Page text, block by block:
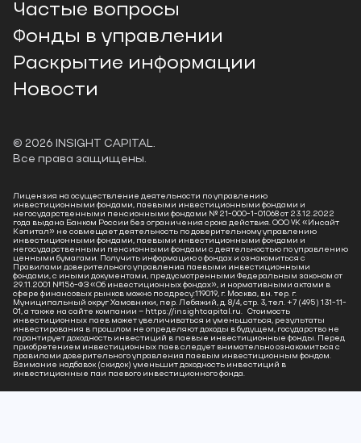
Частые вопросы
Фонды в управлении
Раскрытие информации
Новости
© 2026 INSIGHT CAPITAL.
Все права защищены.
Лицензия на осуществление деятельности по управлению
инвестиционными фондами, паевыми инвестиционными фондами и
негосударственными пенсионными фондами № 21-000-1-01068 от 23.12.2022
года выдана Банком России без ограничения срока действия. ООО УК «Инсайт
Кэпитал» не совмещает деятельность по доверительному управлению
инвестиционными фондами, паевыми инвестиционными фондами и
негосударственными пенсионными фондами с деятельностью по управлению
ценными бумагами. Получить информацию о фондах и ознакомиться с
Правилами доверительного управления паевыми инвестиционными
фондами, с иными документами, предусмотренными Федеральным законом от
29.11.2001 №156-ФЗ «Об инвестиционных фондах», и нормативными актами в
сфере финансовых рынков можно по адресу:119019, г. Москва, вн. тер. г.
Муниципальный округ Хамовники, пер. Лебяжий, д. 8/4, стр. 3, тел. +7 (495) 131-11-
01, а также на сайте компании – https://insightcapital.ru. Стоимость
инвестиционных паев может увеличиваться и уменьшаться, результаты
инвестирования в прошлом не определяют доходы в будущем, государство не
гарантирует доходность инвестиций в паевые инвестиционные фонды. Перед
приобретением инвестиционных паев следует внимательно ознакомиться с
правилами доверительного управления паевым инвестиционным фондом.
Взимание надбавок (скидок) уменьшит доходность инвестиций в
инвестиционные паи паевого инвестиционного фонда.